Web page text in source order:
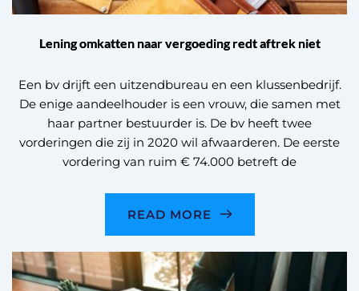
Lening omkatten naar vergoeding redt aftrek niet
Een bv drijft een uitzendbureau en een klussenbedrijf.
De enige aandeelhouder is een vrouw, die samen met
haar partner bestuurder is. De bv heeft twee
vorderingen die zij in 2020 wil afwaarderen. De eerste
vordering van ruim € 74.000 betreft de
READ MORE